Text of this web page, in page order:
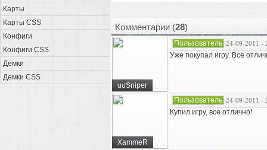
Карты
Карты CSS
Конфиги
Конфиги CSS
Демки
Демки CSS
Комментарии (28)
uuSniper
Пользователь 24-09-2011 -
Уже покупал игру. Все
XammeR
Пользователь 24-09-2011 -
Купил игру, все отлично!